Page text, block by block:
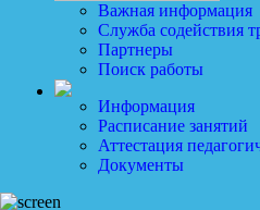
Важная информация
Служба содействия
Партнеры
Поиск работы
Информация
Расписание занятий
Аттестация
Документы